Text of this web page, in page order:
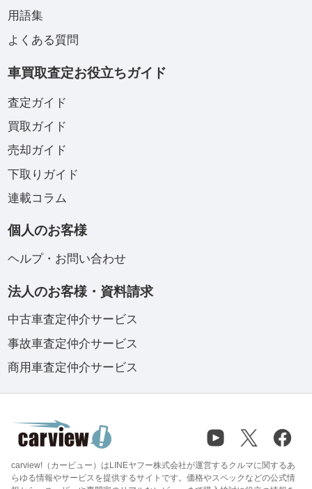
用語集
よくある質問
車買取査定お役立ちガイド
査定ガイド
買取ガイド
売却ガイド
下取りガイド
連載コラム
個人のお客様
ヘルプ・お問い合わせ
法人のお客様・資料請求
中古車査定仲介サービス
事故車査定仲介サービス
商用車査定仲介サービス
carview!（カービュー）はLINEヤフー株式会社が運営するクルマに関するあ
らゆる情報やサービスを提供するサイトです。価格やスペックなどの公式情